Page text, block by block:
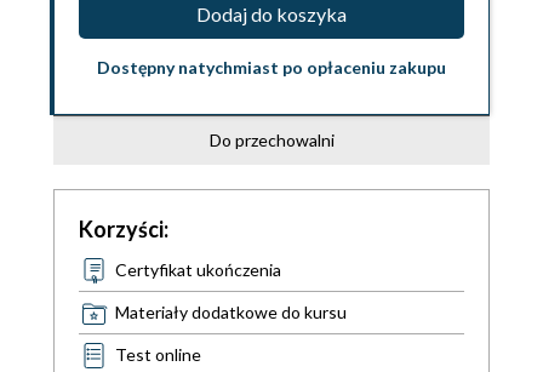
Dodaj do koszyka
Dostępny natychmiast po opłaceniu zakupu
Do przechowalni
Korzyści:
Certyfikat ukończenia
Materiały dodatkowe do kursu
Test online